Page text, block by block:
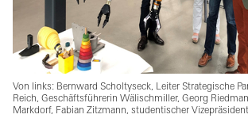
Von links: Bernward Scholtyseck, Leiter Strategische
Reich, Geschäftsführerin Wälischmiller, Georg
Markdorf, Fabian Zitzmann, studentischer